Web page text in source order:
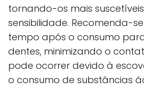
tornando-os mais
sensibilidade. Recomenda-
tempo após o consumo
dentes, minimizando o
pode ocorrer devido à
o consumo de substâncias